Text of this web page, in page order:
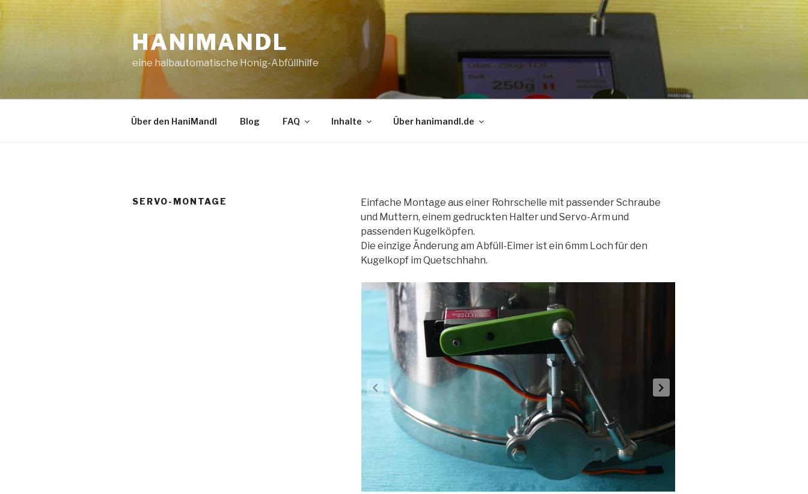
Inhalt
HANIMANDL
eine halbautomatische Honig-Abfüllhilfe
Über den HaniMandl Blog FAQ Inhalte Über hanimandl.de
SERVO-MONTAGE
Einfache Montage aus einer Rohrschelle mit passender Schraube
und Muttern, einem gedruckten Halter und Servo-Arm und
passenden Kugelköpfen.
Die einzige Änderung am Abfüll-Eimer ist ein 6mm Loch für den
Kugelkopf im Quetschhahn.